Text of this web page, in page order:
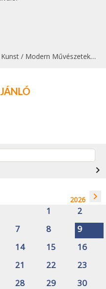
/ Modern Művészetek Múzeuma
navigate_next
2026 navigate_next
1
2
7 8
9
14 15
16
21 22
23
28 29
30